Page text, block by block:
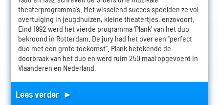
theaterprogramma's. Met wisselend succes speelden ze vol
overtuiging in jeugdhuizen, kleine theatertjes, enzovoort.
Eind 1992 werd het vierde programma 'Plank' van het duo
bekroond in Rotterdam. De jury had het over een "perfect
duo met een grote toekomst". Plank betekende de
doorbraak van het duo en werd ruim 250 maal opgevoerd in
Vlaanderen en Nederland.
Lees verder ►